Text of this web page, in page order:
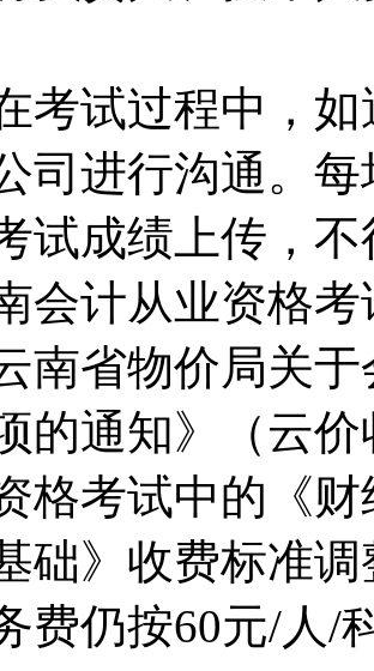
考试过程中，
司进行沟通。
试成绩上传，
会计从业资格考
南省物价局关
的通知》（云
格考试中的《
础》收费标准
费仍按60元/人/